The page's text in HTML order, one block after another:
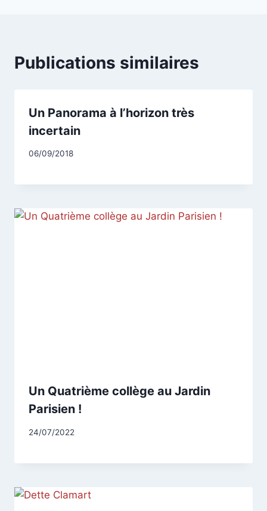
Publications similaires
Un Panorama à l’horizon très
incertain
Par
06/09/2018
Un Quatrième collège au Jardin
Parisien !
Par
24/07/2022